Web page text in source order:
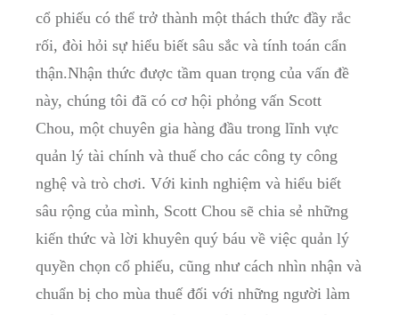
cổ phiếu có thể trở ​thành một thách thức⁣ đầy rắc
rối, đòi hỏi sự hiểu‌ biết sâu sắc và⁢ tính toán cẩn
thận.Nhận thức được tầm quan trọng‍ của vấn đề
này, chúng tôi đã có cơ hội ‍phỏng vấn Scott
Chou, một chuyên gia ‍hàng đầu trong lĩnh vực⁢
quản ‍lý tài chính⁤ và thuế​ cho các công ⁢ty ⁢công
nghệ và trò chơi. Với kinh nghiệm và hiểu biết
sâu rộng⁣ của mình, Scott Chou sẽ chia sẻ những
kiến ⁤thức và⁢ lời khuyên quý ‍báu về việc quản⁤ lý⁢
quyền chọn cổ phiếu, ‍cũng như cách nhìn nhận ⁢và‍
chuẩn bị ⁣cho mùa thuế đối với những người ‍làm